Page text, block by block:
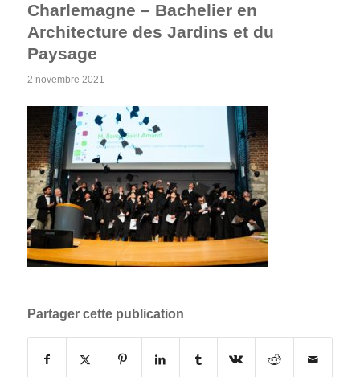
Charlemagne – Bachelier en
Architecture des Jardins et du
Paysage
2 novembre 2021
Partager cette publication